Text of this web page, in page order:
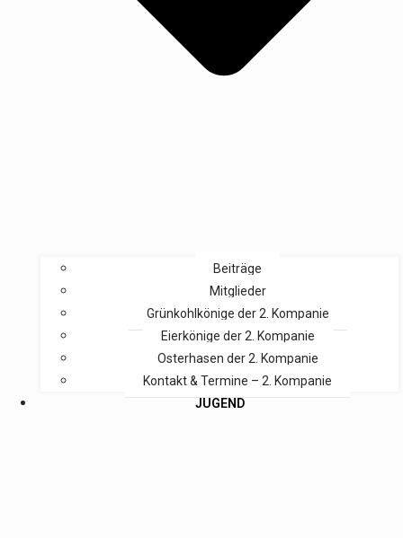
Beiträge
Mitglieder
Grünkohlkönige der 2. Kompanie
Eierkönige der 2. Kompanie
Osterhasen der 2. Kompanie
Kontakt & Termine – 2. Kompanie
JUGEND